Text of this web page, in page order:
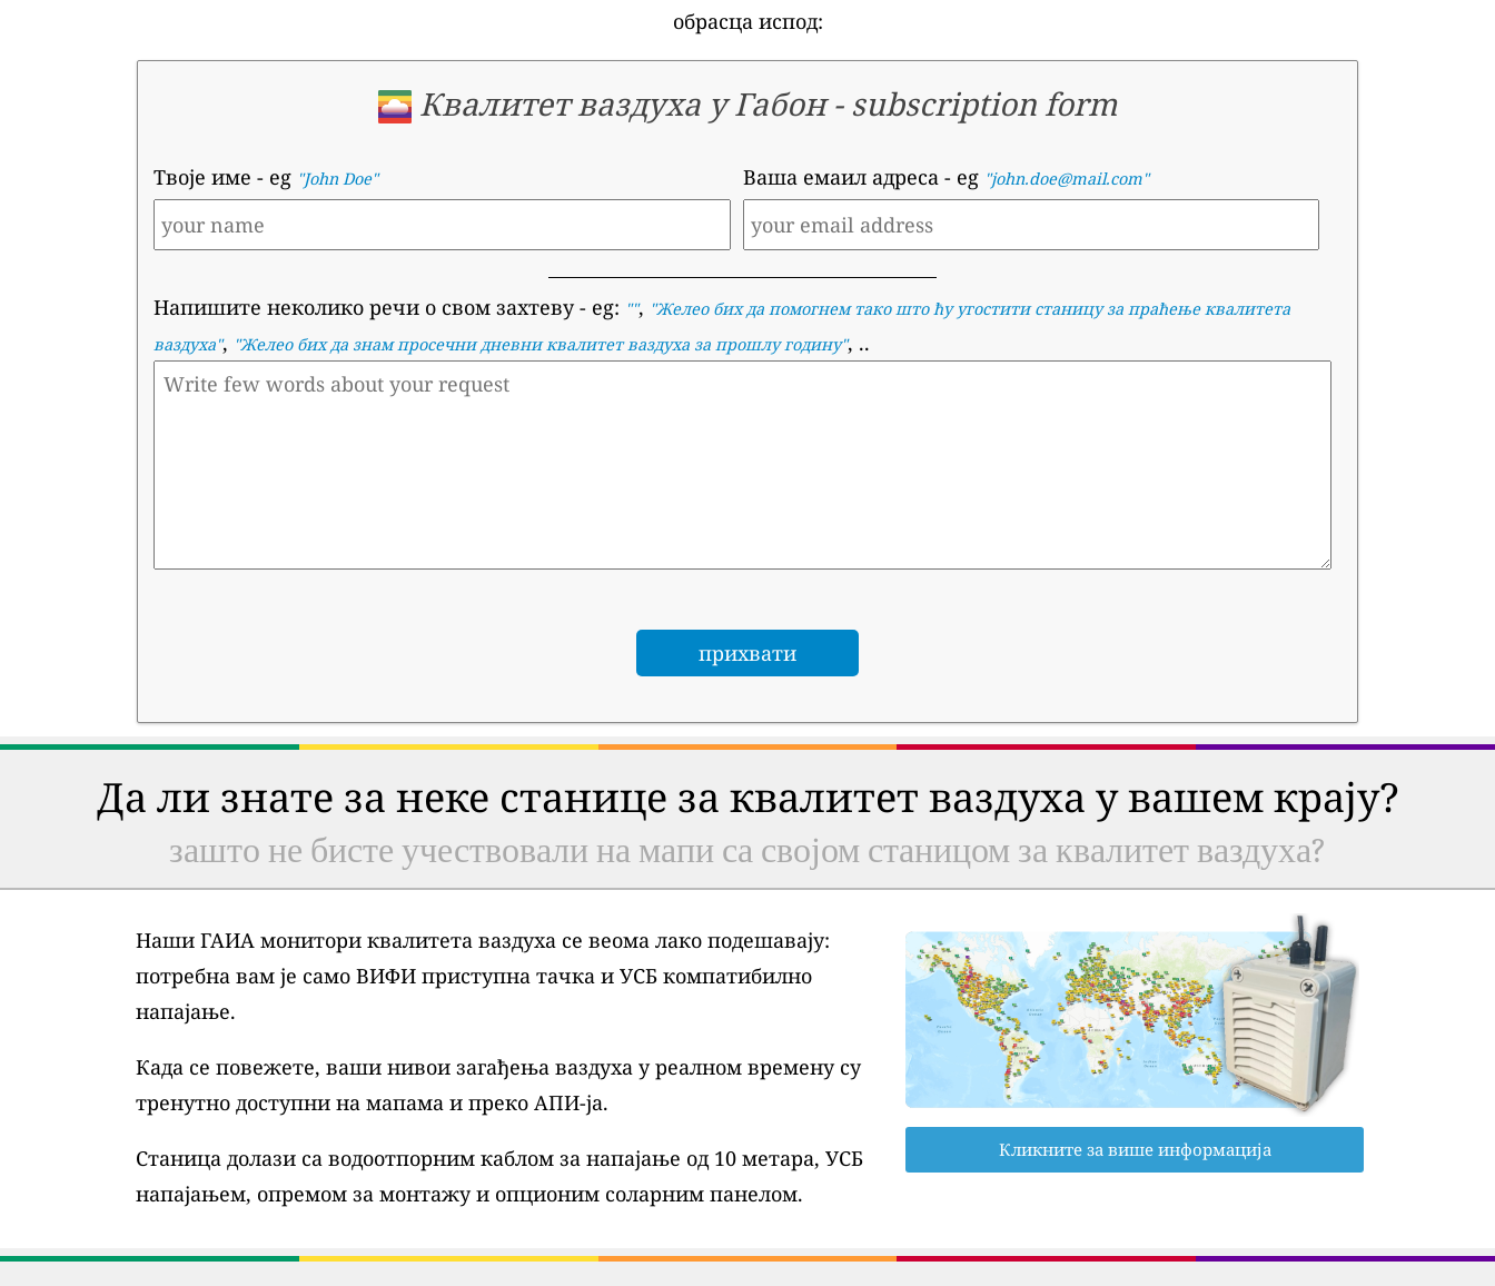
обрасца испод:
Квалитет ваздуха у Габон- subscription form
Твоје име - eg "John Doe" Ваша емаил адреса- eg "john.doe@mail.com"
Напишите неколико речи о свом захтеву- eg: "", "Желео бих да помогнем тако што ћу угостити станицу за праћење квалитета
ваздуха", "Желео бих да знам просечни дневни квалитет ваздуха за прошлу годину", ..
Да ли знате за неке станице за квалитет ваздуха у вашем крају?
зашто не бисте учествовали на мапи са својом станицом за квалитет ваздуха?
Наши ГАИА монитори квалитета ваздуха се веома лако подешавају:
потребна вам је само ВИФИ приступна тачка и УСБ компатибилно
напајање.
Када се повежете, ваши нивои загађења ваздуха у реалном времену су
тренутно доступни на мапама и преко АПИ-ја.
Станица долази са водоотпорним каблом за напајање од 10 метара, УСБ
напајањем, опремом за монтажу и опционим соларним панелом.
Кликните за више информација